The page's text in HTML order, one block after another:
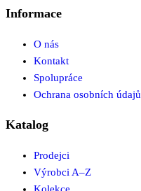
Informace
O nás
Kontakt
Spolupráce
Ochrana osobních údajů
Katalog
Prodejci
Výrobci A–Z
Kolekce